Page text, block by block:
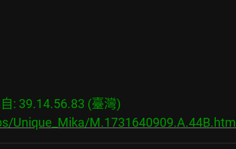
: 39.14.56.83 (臺灣)
Unique_Mika/M.1731640909.A.44B.html